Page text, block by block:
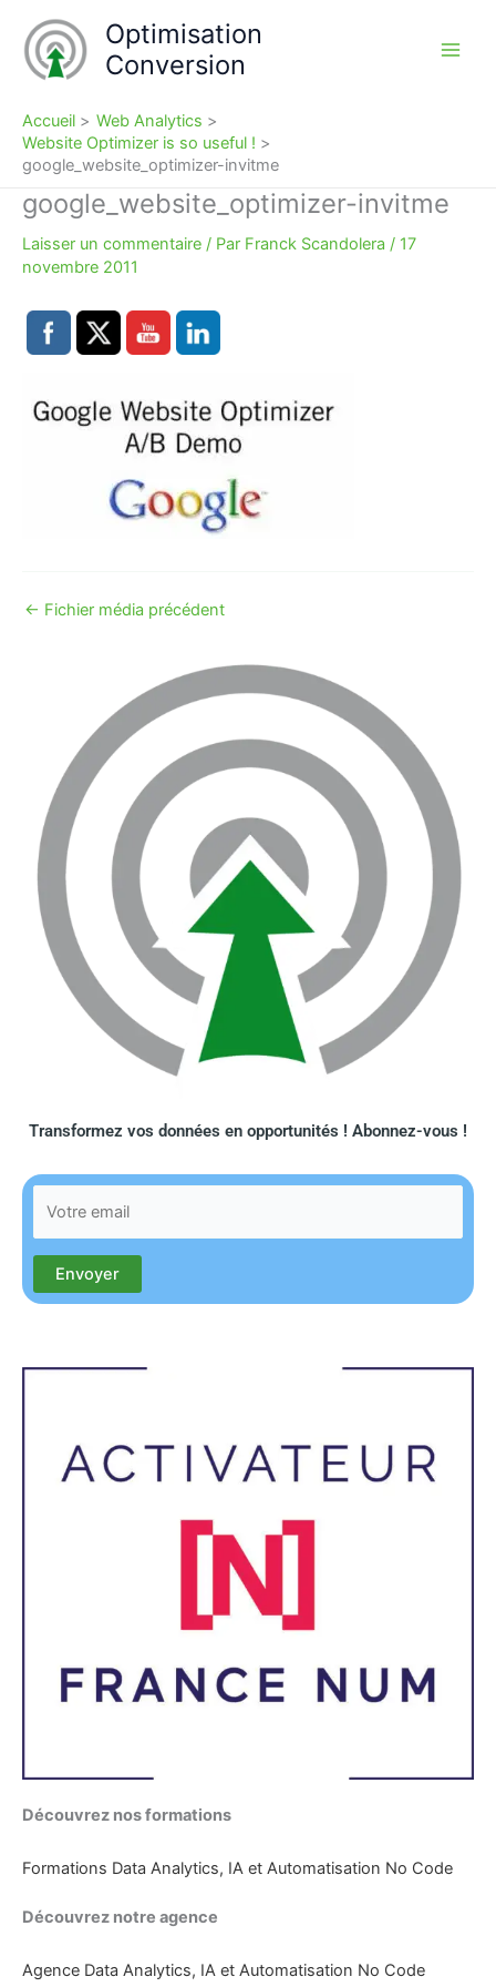
contenu
Optimisation
Conversion
Accueil
Web Analytics
Website Optimizer is so useful !
google_website_optimizer-invitme
google_website_optimizer-invitme
Laisser un commentaire / Par Franck Scandolera / 17
novembre 2011
← Fichier média précédent
Transformez vos données en opportunités ! Abonnez-vous !​
Découvrez nos formations
Formations Data Analytics, IA et Automatisation No Code
Découvrez notre agence
Agence Data Analytics, IA et Automatisation No Code